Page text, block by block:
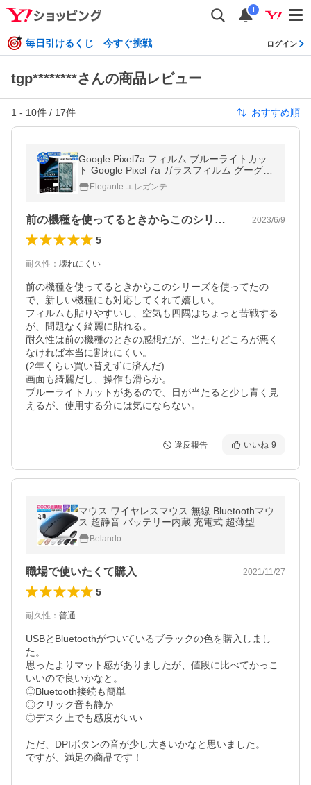
i
毎日引けるくじ 今すぐ挑戦 ログイン
tgp********さんの商品レビュー
1 - 10件 / 17件 おすすめ順
Google Pixel7a フィルム ブルーライトカッ
ト Google Pixel 7a ガラスフィルム グーグル
ピクセル7a 液晶保護フィルム 超透過率 YH
TJ Elegante エレガンテ
前の機種を使ってるときからこのシリーズ… 2023/6/9
5
耐久性 ： 壊れにくい
前の機種を使ってるときからこのシリーズを使ってたの
で、新しい機種にも対応してくれて嬉しい。
フィルムも貼りやすいし、空気も四隅はちょっと苦戦する
が、問題なく綺麗に貼れる。
耐久性は前の機種のときの感想だが、当たりどころが悪く
なければ本当に割れにくい。
(2年くらい買い替えずに済んだ)
画面も綺麗だし、操作も滑らか。
ブルーライトカットがあるので、日が当たると少し青く見
えるが、使用する分には気にならない。
違反報告 いいね 9
マウス ワイヤレスマウス 無線 Bluetoothマウ
ス 超静音 バッテリー内蔵 充電式 超薄型 高
精度 Mac/Windows/surface/Microsoft Pro プ
レゼント 2026
Belando
職場で使いたくて購入 2021/11/27
5
耐久性 ： 普通
USBとBluetoothがついているブラックの色を購入しまし
た。
思ったよりマット感がありましたが、値段に比べてかっこ
いいので良いかなと。
◎Bluetooth接続も簡単
◎クリック音も静か
◎デスク上でも感度がいい
ただ、DPIボタンの音が少し大きいかなと思いました。
ですが、満足の商品です！